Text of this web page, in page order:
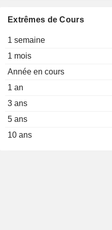
Extrêmes de Cours
1 semaine
1 mois
Année en cours
1 an
3 ans
5 ans
10 ans